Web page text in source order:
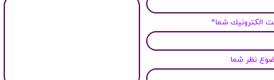
الكترونيك شما*
نظر شما